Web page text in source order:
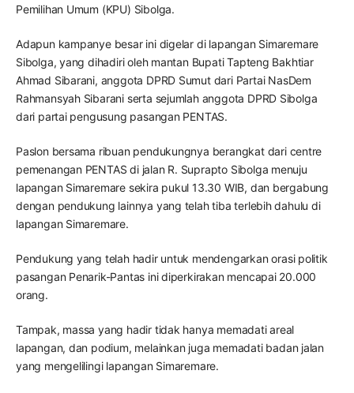
Pemilihan Umum (KPU) Sibolga.
Adapun kampanye besar ini digelar di lapangan Simaremare
Sibolga, yang dihadiri oleh mantan Bupati Tapteng Bakhtiar
Ahmad Sibarani, anggota DPRD Sumut dari Partai NasDem
Rahmansyah Sibarani serta sejumlah anggota DPRD Sibolga
dari partai pengusung pasangan PENTAS.
Paslon bersama ribuan pendukungnya berangkat dari centre
pemenangan PENTAS di jalan R. Suprapto Sibolga menuju
lapangan Simaremare sekira pukul 13.30 WIB, dan bergabung
dengan pendukung lainnya yang telah tiba terlebih dahulu di
lapangan Simaremare.
Pendukung yang telah hadir untuk mendengarkan orasi politik
pasangan Penarik-Pantas ini diperkirakan mencapai 20.000
orang.
Tampak, massa yang hadir tidak hanya memadati areal
lapangan, dan podium, melainkan juga memadati badan jalan
yang mengelilingi lapangan Simaremare.